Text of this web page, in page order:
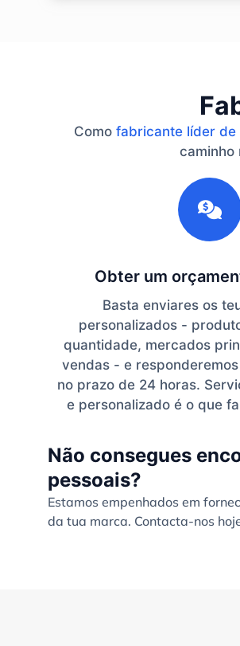
Como fabricante líder de
caminho
Obter um
Basta enviares os
personalizados -
quantidade, mercados
vendas - e
no prazo de 24 horas.
e personalizado é o que
Não consegues
pessoais?
Estamos empenhados em
da tua marca. Contacta-nos